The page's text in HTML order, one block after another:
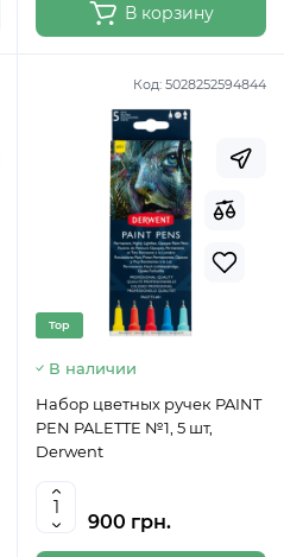
В корзину
Код: 5028252594844
Top
В наличии
Набор цветных ручек PAINT
PEN PALETTE №1, 5 шт,
Derwent
900 грн.